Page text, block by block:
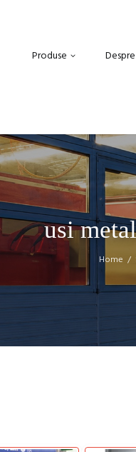
Produse
usi
Home